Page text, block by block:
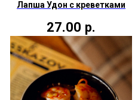
Лапша Удон с креветками
27.00 р.